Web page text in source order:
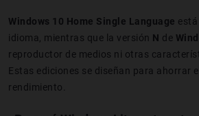
Windows 10 Home Single Language
idioma, mientras que la versión N de
reproductor de medios ni otras
Estas ediciones se diseñan para ahorrar
rendimiento.